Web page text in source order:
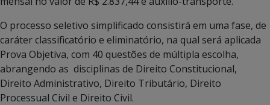
O processo seletivo simplificado consistirá em uma fase, de
caráter classificatório e eliminatório, na qual será aplicada
Prova Objetiva, com 40 questões de múltipla escolha,
abrangendo as disciplinas de Direito Constitucional,
Direito Administrativo, Direito Tributário, Direito
Processual Civil e Direito Civil.